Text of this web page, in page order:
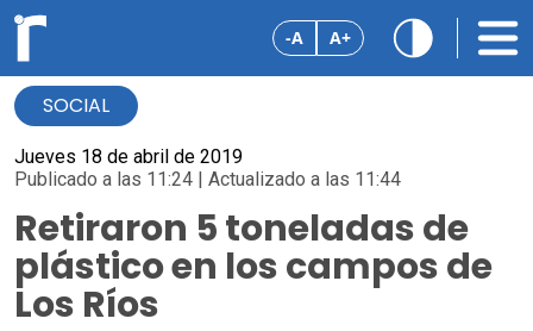
-A A+
SOCIAL
Jueves 18 de abril de 2019
Publicado a las 11:24 | Actualizado a las 11:44
Retiraron 5 toneladas de
plástico en los campos de
Los Ríos